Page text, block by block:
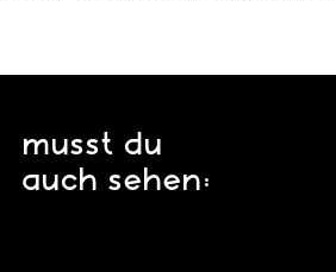
musst du
auch sehen: